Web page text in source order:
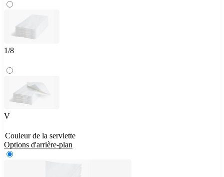
1/8
V
Couleur de la serviette
Options d'arrière-plan